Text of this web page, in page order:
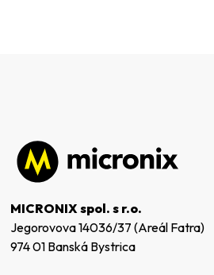
MICRONIX spol. s r.o.
Jegorovova 14036/37 (Areál Fatra)
974 01 Banská Bystrica